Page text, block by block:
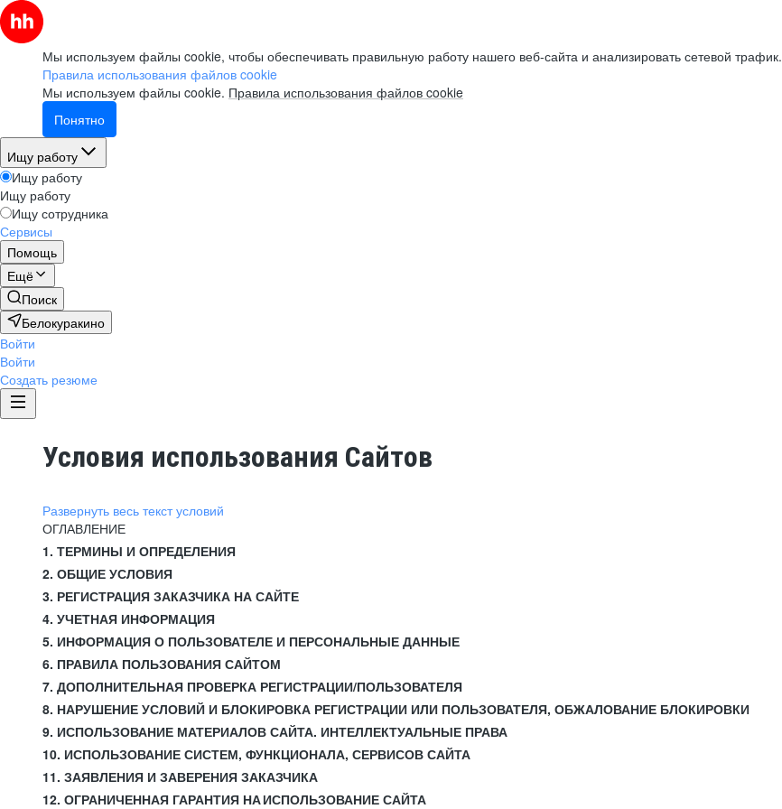
Мы используем файлы cookie, чтобы обеспечивать правильную работу нашего веб-сайта и анализировать сетевой трафик.
Правила использования файлов cookie
Мы используем файлы cookie. Правила использования файлов cookie
Понятно
Ищу работу
Ищу работу
Ищу работу
Ищу сотрудника
Сервисы
Помощь
Ещё
Поиск
Белокуракино
Войти
Войти
Создать резюме
Условия использования Сайтов
Развернуть весь текст условий
ОГЛАВЛЕНИЕ
1. ТЕРМИНЫ И ОПРЕДЕЛЕНИЯ
2. ОБЩИЕ УСЛОВИЯ
3. РЕГИСТРАЦИЯ ЗАКАЗЧИКА НА САЙТЕ
4. УЧЕТНАЯ ИНФОРМАЦИЯ
5. ИНФОРМАЦИЯ О ПОЛЬЗОВАТЕЛЕ И ПЕРСОНАЛЬНЫЕ ДАННЫЕ
6. ПРАВИЛА ПОЛЬЗОВАНИЯ САЙТОМ
7. ДОПОЛНИТЕЛЬНАЯ ПРОВЕРКА РЕГИСТРАЦИИ/ПОЛЬЗОВАТЕЛЯ
8. НАРУШЕНИЕ УСЛОВИЙ И БЛОКИРОВКА РЕГИСТРАЦИИ ИЛИ ПОЛЬЗОВАТЕЛЯ, ОБЖАЛОВАНИЕ БЛОКИРОВКИ
9. ИСПОЛЬЗОВАНИЕ МАТЕРИАЛОВ САЙТА. ИНТЕЛЛЕКТУАЛЬНЫЕ ПРАВА
10. ИСПОЛЬЗОВАНИЕ СИСТЕМ, ФУНКЦИОНАЛА, СЕРВИСОВ САЙТА
11. ЗАЯВЛЕНИЯ И ЗАВЕРЕНИЯ ЗАКАЗЧИКА
12. ОГРАНИЧЕННАЯ ГАРАНТИЯ НА ИСПОЛЬЗОВАНИЕ САЙТА